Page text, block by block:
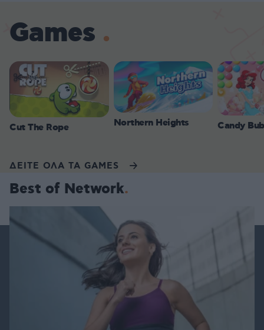
Games
Cut The Rope Northern Heights Candy
ΔΕΙΤΕ ΟΛΑ ΤΑ GAMES
Best of Network